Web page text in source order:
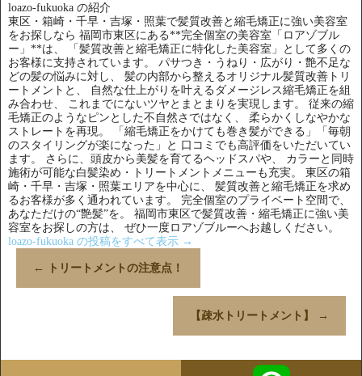
loazo-fukuoka の紹介
東区・箱崎・千早・吉塚・照葉で髪質改善と縮毛矯正に強い美容室
をお探しなら 福岡市東区にある**完全個室の美容室「ロアゾブル
ー」**は、 「髪質改善と縮毛矯正に特化した美容室」として多くの
お客様に支持されています。 パサつき・うねり・広がり・艶不足な
どの髪の悩みに対し、 髪の内部から整えるオリジナル髪質改善トリ
ートメントと、 自然な仕上がりを叶えるダメージレス縮毛矯正を組
み合わせ、 これまでにないツヤとまとまりを実現します。 従来の縮
毛矯正のようなピンとした不自然さではなく、 柔らかくしなやかな
ストレートを再現。 「縮毛矯正をかけても巻き髪ができる」「毎朝
のスタイリングが楽になった」と 口コミでも高評価をいただいてい
ます。 さらに、頭皮から美髪を育てるヘッドスパや、 カラーと同時
施術が可能な白髪染め・トリートメントメニューも充実。 東区の箱
崎・千早・吉塚・照葉エリアを中心に、 髪質改善と縮毛矯正を求め
るお客様が多く通われています。 完全個室のプライベート空間で、
あなただけの“艶髪”を。 福岡市東区で髪質改善・縮毛矯正に強い美
容室をお探しの方は、 ぜひ一度ロアゾブルーへお越しください。
loazo-fukuoka の投稿をすべて表示 →
← トリートメントの注意点！
【疎水トリートメント】 →